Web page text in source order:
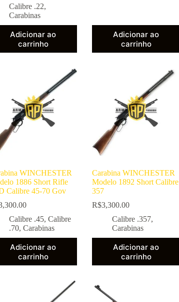
Calibre .22,
Carabinas
Adicionar ao
carrinho
Adicionar ao
carrinho
WINCHESTER
1886 Short Rifle
Calibre 45-70 Gov
Calibre .45,Calibre
.70,Carabinas
Adicionar ao
carrinho
Carabina WINCHESTER
Modelo 1892 Short Calibre
357
R$3,300.00
Calibre .357,
Carabinas
Adicionar ao
carrinho